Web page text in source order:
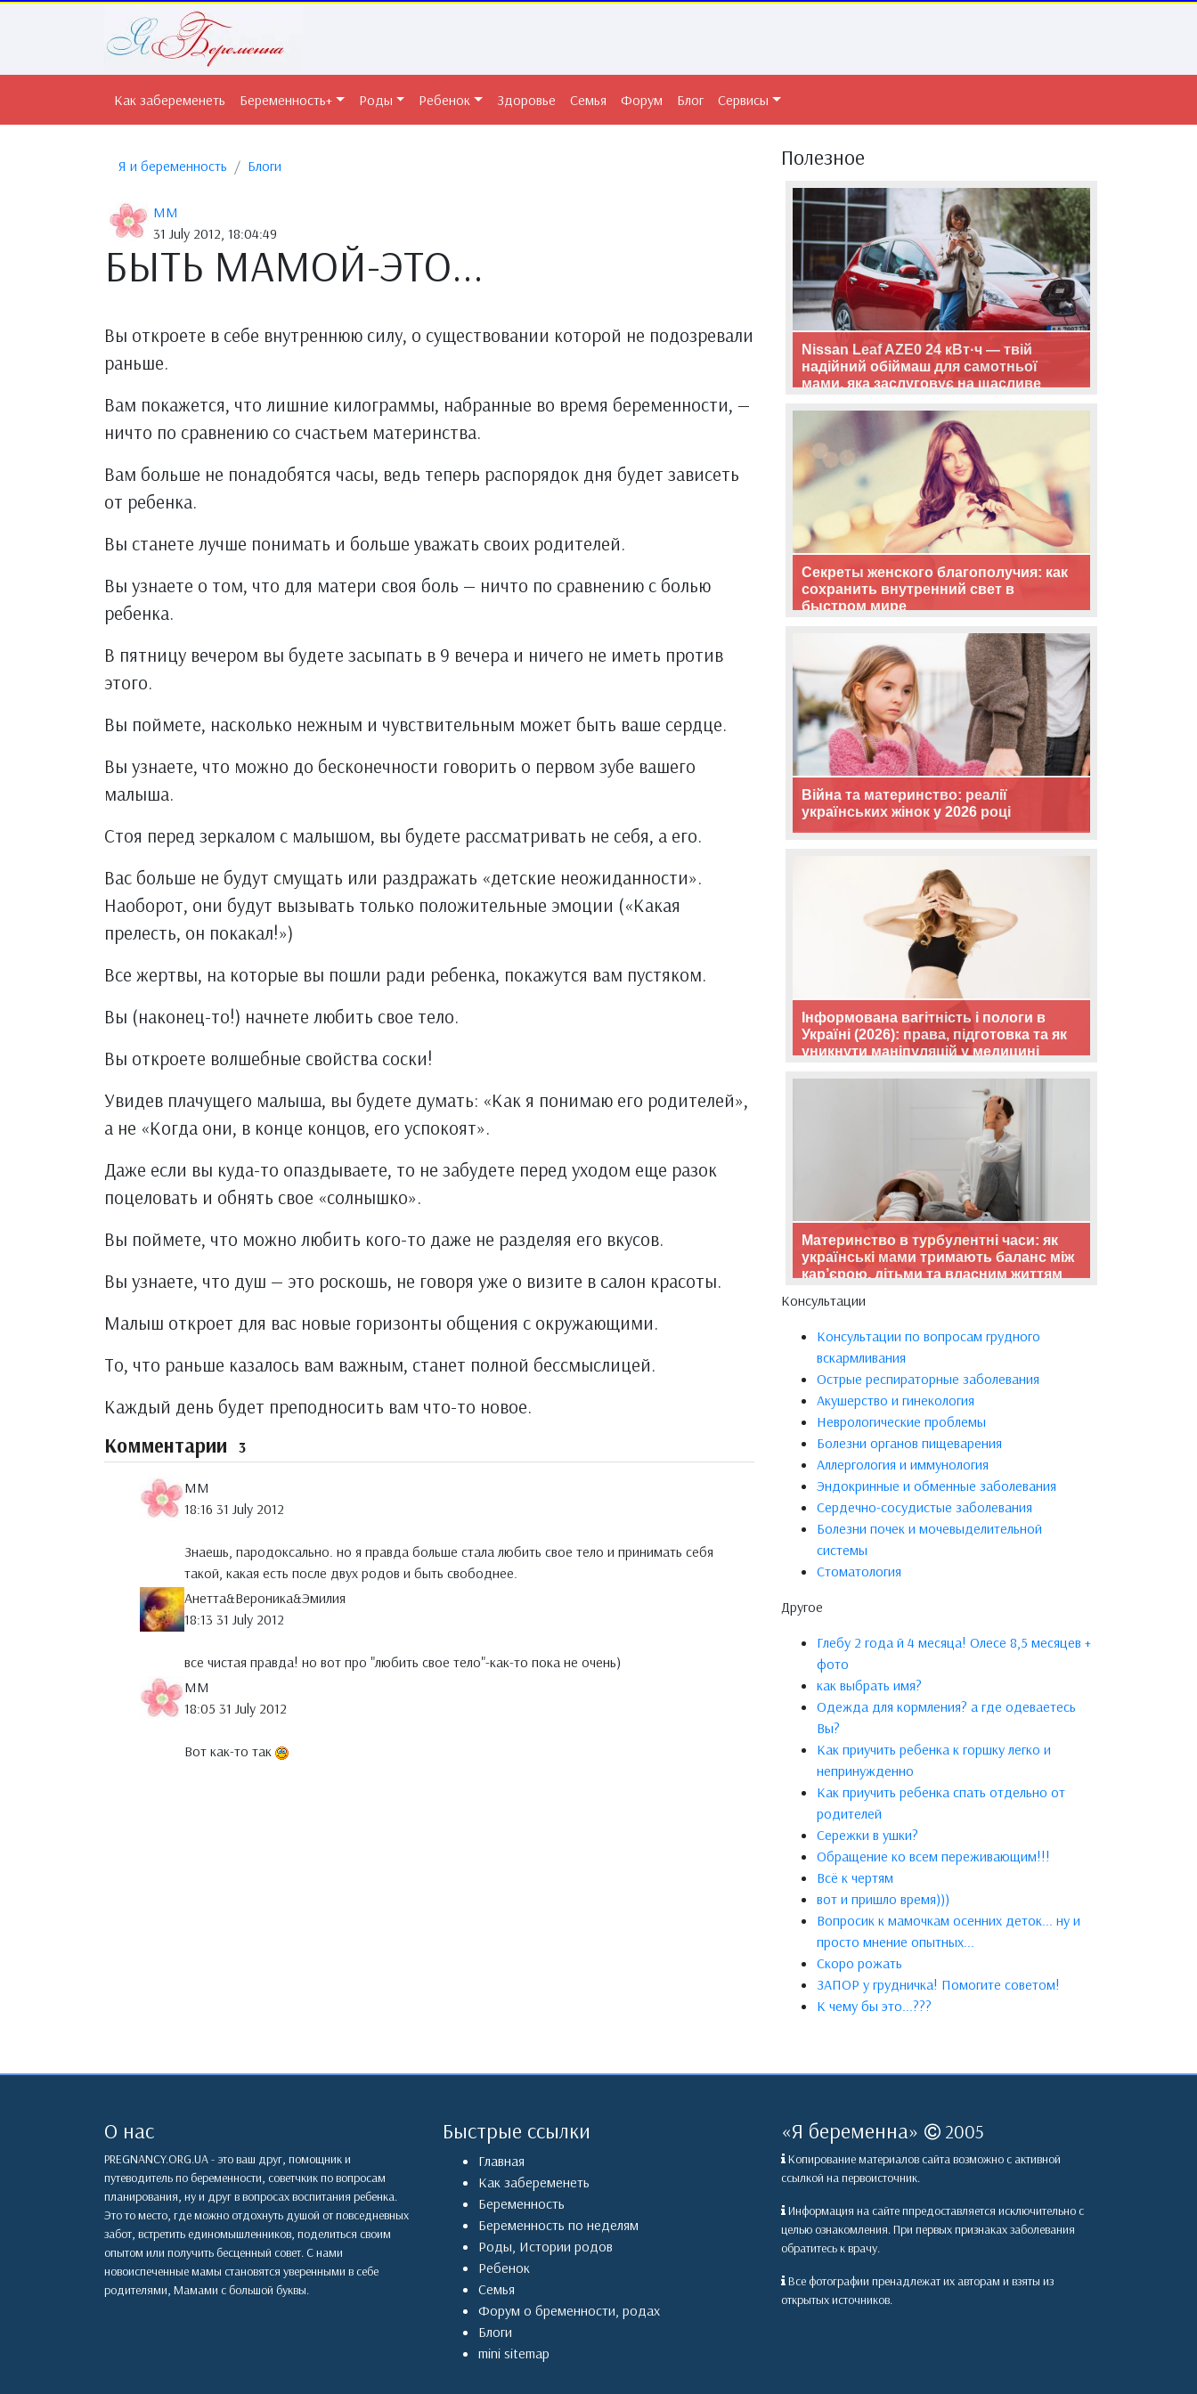
Как забеременеть Беременность+ Роды Ребенок Здоровье Семья Форум Блог Сервисы
Я и беременность Блоги
MM
31 July 2012, 18:04:49
БЫТЬ МАМОЙ-ЭТО...
Вы откроете в себе внутреннюю силу, о существовании которой не подозревали
раньше.
Вам покажется, что лишние килограммы, набранные во время беременности, —
ничто по сравнению со счастьем материнства.
Вам больше не понадобятся часы, ведь теперь распорядок дня будет зависеть
от ребенка.
Вы станете лучше понимать и больше уважать своих родителей.
Вы узнаете о том, что для матери своя боль — ничто по сравнению с болью
ребенка.
В пятницу вечером вы будете засыпать в 9 вечера и ничего не иметь против
этого.
Вы поймете, насколько нежным и чувствительным может быть ваше сердце.
Вы узнаете, что можно до бесконечности говорить о первом зубе вашего
малыша.
Стоя перед зеркалом с малышом, вы будете рассматривать не себя, а его.
Вас больше не будут смущать или раздражать «детские неожиданности».
Наоборот, они будут вызывать только положительные эмоции («Какая
прелесть, он покакал!»)
Все жертвы, на которые вы пошли ради ребенка, покажутся вам пустяком.
Вы (наконец-то!) начнете любить свое тело.
Вы откроете волшебные свойства соски!
Увидев плачущего малыша, вы будете думать: «Как я понимаю его родителей»,
а не «Когда они, в конце концов, его успокоят».
Даже если вы куда-то опаздываете, то не забудете перед уходом еще разок
поцеловать и обнять свое «солнышко».
Вы поймете, что можно любить кого-то даже не разделяя его вкусов.
Вы узнаете, что душ — это роскошь, не говоря уже о визите в салон красоты.
Малыш откроет для вас новые горизонты общения с окружающими.
То, что раньше казалось вам важным, станет полной бессмыслицей.
Каждый день будет преподносить вам что-то новое.
Комментарии 3
MM
18:16 31 July 2012
Знаешь, пародоксально. но я правда больше стала любить свое тело и принимать себя
такой, какая есть после двух родов и быть свободнее.
Анетта&Вероника&Эмилия
18:13 31 July 2012
все чистая правда! но вот про "любить свое тело"-как-то пока не очень)
MM
18:05 31 July 2012
Вот как-то так
Полезное
Nissan Leaf AZE0 24 кВт·ч — твій
надійний обіймаш для самотньої
мами, яка заслуговує на щасливе
Секреты женского благополучия: как
сохранить внутренний свет в
быстром мире
Війна та материнство: реалії
українських жінок у 2026 році
Інформована вагітність і пологи в
Україні (2026): права, підготовка та як
уникнути маніпуляцій у медицині
Материнство в турбулентні часи: як
українські мами тримають баланс між
кар’єрою, дітьми та власним життям
Консультации
Консультации по вопросам грудного
вскармливания
Острые респираторные заболевания
Акушерство и гинекология
Неврологические проблемы
Болезни органов пищеварения
Аллергология и иммунология
Эндокринные и обменные заболевания
Сердечно-сосудистые заболевания
Болезни почек и мочевыделительной
системы
Стоматология
Другое
Глебу 2 года й 4 месяца! Олесе 8,5 месяцев +
фото
как выбрать имя?
Одежда для кормления? а где одеваетесь
Вы?
Как приучить ребенка к горшку легко и
непринужденно
Как приучить ребенка спать отдельно от
родителей
Сережки в ушки?
Обращение ко всем переживающим!!!
Всё к чертям
вот и пришло время)))
Вопросик к мамочкам осенних деток... ну и
просто мнение опытных...
Скоро рожать
ЗАПОР у грудничка! Помогите советом!
К чему бы это...???
О нас
PREGNANCY.ORG.UA - это ваш друг, помощник и
путеводитель по беременности, советчкик по вопросам
планирования, ну и друг в вопросах воспитания ребенка.
Это то место, где можно отдохнуть душой от повседневных
забот, встретить единомышленников, поделиться своим
опытом или получить бесценный совет. С нами
новоиспеченные мамы становятся уверенными в себе
родителями, Мамами с большой буквы.
Быстрые ссылки
Главная
Как забеременеть
Беременность
Беременность по неделям
Роды, Истории родов
Ребенок
Семья
Форум о бременности, родах
Блоги
mini sitemap
«Я беременна» 2005
Копирование материалов сайта возможно с активной
ссылкой на первоисточник.
Информация на сайте ппредоставляется исключительно с
целью ознакомления. При первых признаках заболевания
обратитесь к врачу.
Все фотографии пренадлежат их авторам и взяты из
открытых источников.